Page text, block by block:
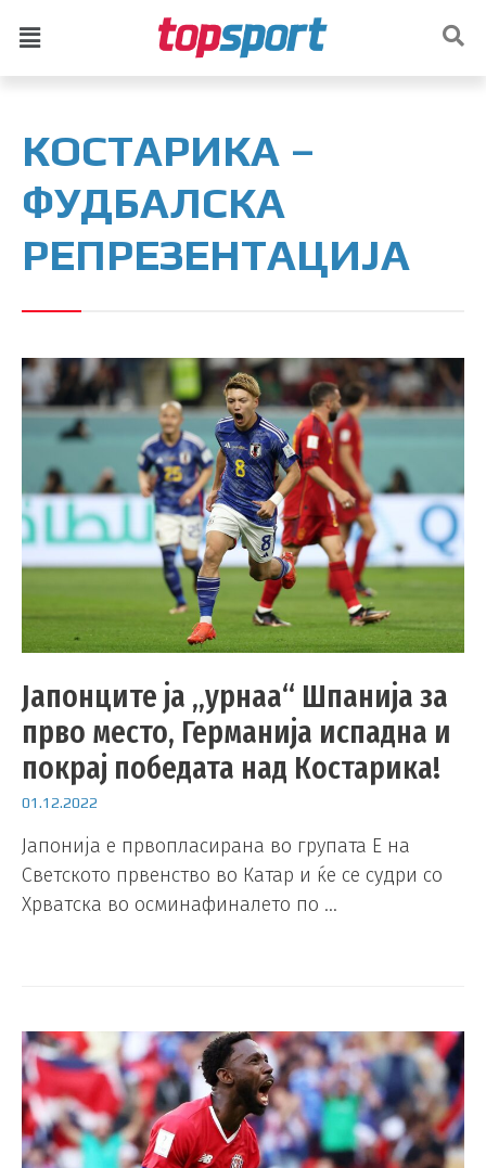
КОСТАРИКА –
ФУДБАЛСКА
РЕПРЕЗЕНТАЦИЈА
Јапонците ја „урнаа“ Шпанија за
прво место, Германија испадна и
покрај победата над Костарика!
01.12.2022
Јапонија е првопласирана во групата Е на
Светското првенство во Катар и ќе се судри со
Хрватска во осминафиналето по …